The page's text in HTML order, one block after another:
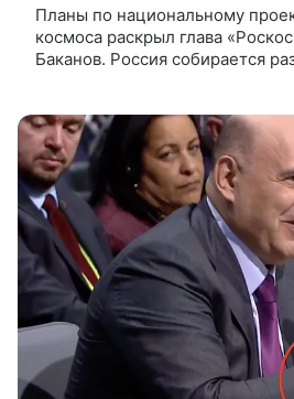
Планы по национальному
космоса раскрыл глава
Баканов. Россия собирается